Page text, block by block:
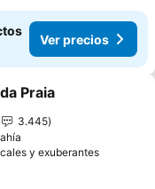
Ver precios
favoritos
Praia
3.445
y exuberantes